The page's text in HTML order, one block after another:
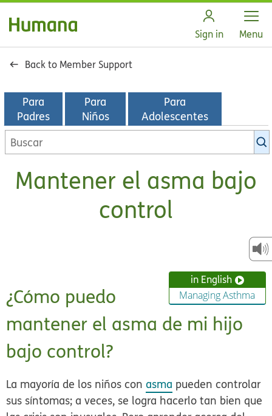
Sign in Open
Menu
Back to Member Support
Para
Padres
Para
Niños
Para
Adolescentes
Buscar
en
biblioteca
Mantener el asma bajo
control
in English
Managing Asthma
¿Cómo puedo
mantener el asma de mi hijo
bajo control?
La mayoría de los niños conasma pueden controlar
sus síntomas; a veces, se logra hacerlo tan bien que